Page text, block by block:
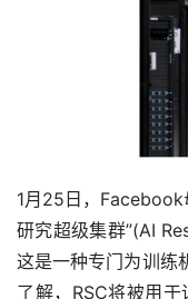
1月25日，Facebook
研究超级集群”(AI
这是一种专门为训练
了解，RSC将被用